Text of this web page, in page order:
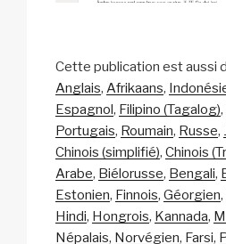
Cette publication est aussi
Anglais Afrikaans
Espagnol
Filipino (Tagalog)
Portugais Roumain Russe
Chinois (simplifié) Chinois
Arabe Biélorusse Bengali
Estonien Finnois Géorgien
Hindi Hongrois Kannada
Népalais Norvégien Farsi